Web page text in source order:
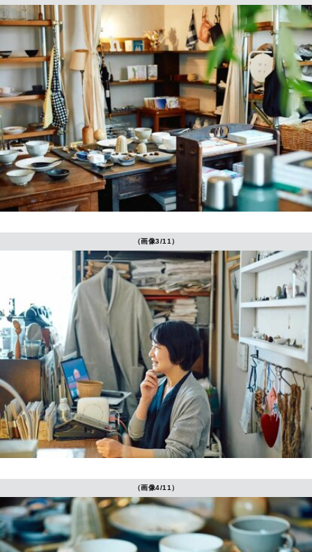
（画像3/11）
（画像4/11）